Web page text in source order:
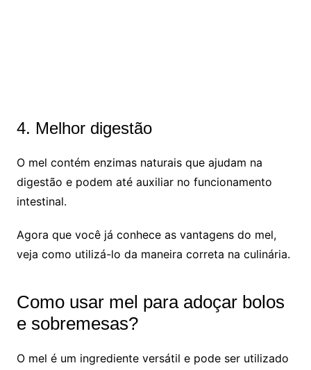
4. Melhor digestão
O mel contém enzimas naturais que ajudam na
digestão e podem até auxiliar no funcionamento
intestinal.
Agora que você já conhece as vantagens do mel,
veja como utilizá-lo da maneira correta na culinária.
Como usar mel para adoçar bolos
e sobremesas?
O mel é um ingrediente versátil e pode ser utilizado